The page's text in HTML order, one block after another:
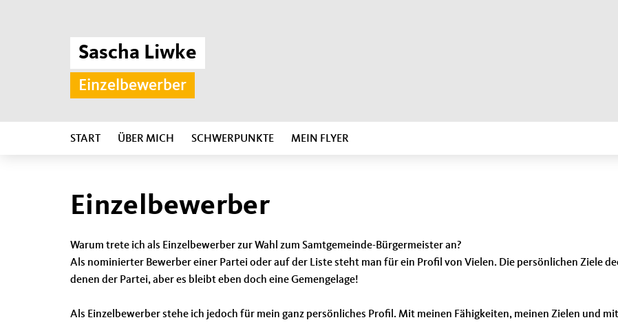
Sascha Liwke
Einzelbewerber
START ÜBER MICH SCHWERPUNKTE MEIN FLYER
Einzelbewerber
Warum trete ich als Einzelbewerber zur Wahl zum Samtgemeinde-Bürgermeister an?
Als nominierter Bewerber einer Partei oder auf der Liste steht man für ein Profil von Vielen. Die persönlichen Ziele
denen der Partei, aber es bleibt eben doch eine Gemengelage!
Als Einzelbewerber stehe ich jedoch für mein ganz persönliches Profil. Mit meinen Fähigkeiten, meinen Zielen und